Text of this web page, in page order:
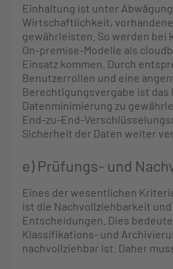
Einhaltung ist unter
Wirtschaftlichkeit,
gewährleisten. So werden bei
On-premise-Modelle als
Einsatz kommen. Durch
Benutzerrollen und eine
Berechtigungsvergabe ist das
Datenminimierung zu
End-zu-End-
Sicherheit der Daten weiter
e) Prüfungs- und
Eines der wesentlichen
ist die Nachvollziehbarkeit
Entscheidungen. Dies
Klassifikations- und
nachvollziehbar ist. Daher